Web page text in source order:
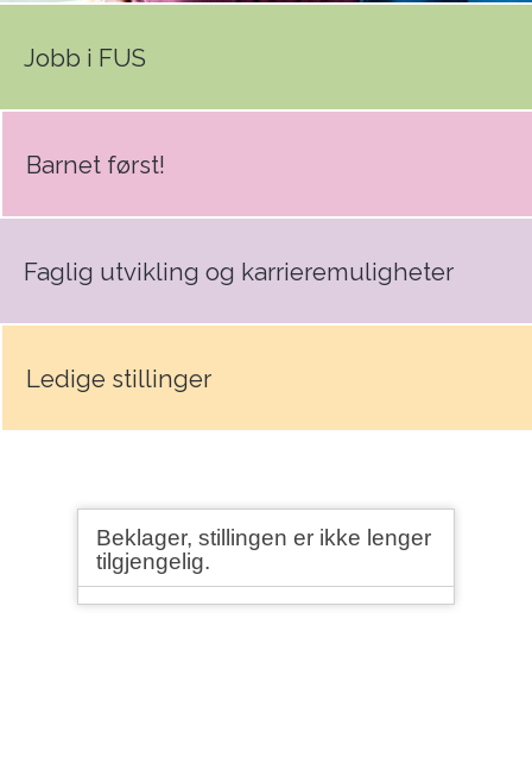
Jobb i FUS
Barnet først!
Faglig utvikling og karrieremuligheter
Ledige stillinger